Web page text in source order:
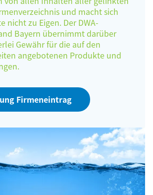
und macht sich
nicht zu Eigen. Der DWA-
Bayern übernimmt darüber
Gewähr für die auf den
angebotenen Produkte und
Firmeneintrag